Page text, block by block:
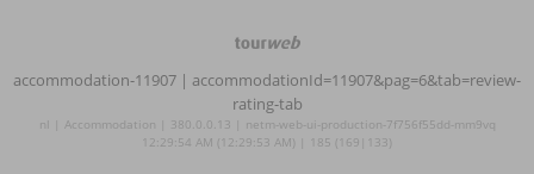
TourWeb
©
NetMatch
accommodation-11907 | accommodationId=11907&pag=6&tab=review-
rating-tab
nl | Accommodation | 380.0.0.13 | netm-web-ui-production-7f756f55dd-mm9vq
12:29:54 AM (12:29:53 AM) | 185 (169|133)